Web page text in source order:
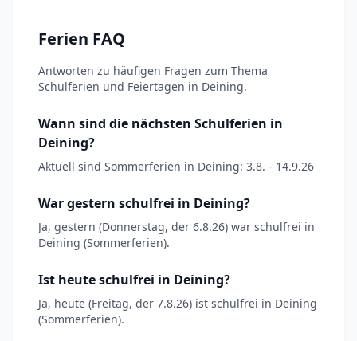
Ferien FAQ
Antworten zu häufigen Fragen zum Thema
Schulferien und Feiertagen in Deining.
Wann sind die nächsten Schulferien in
Deining?
Aktuell sind Sommerferien in Deining: 3.8. - 14.9.26
War gestern schulfrei in Deining?
Ja, gestern (Donnerstag, der 6.8.26) war schulfrei in
Deining (Sommerferien).
Ist heute schulfrei in Deining?
Ja, heute (Freitag, der 7.8.26) ist schulfrei in Deining
(Sommerferien).